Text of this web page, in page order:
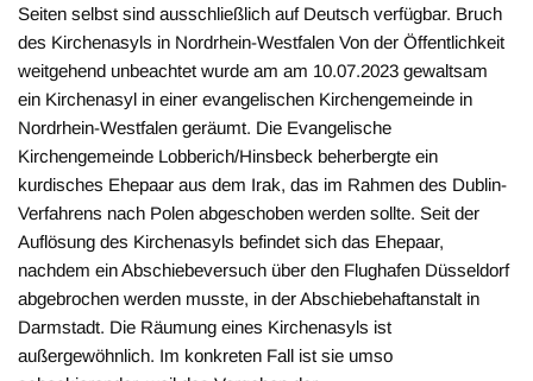
Seiten selbst sind ausschließlich auf Deutsch verfügbar. Bruch
des Kirchenasyls in Nordrhein-Westfalen Von der Öffentlichkeit
weitgehend unbeachtet wurde am am 10.07.2023 gewaltsam
ein Kirchenasyl in einer evangelischen Kirchengemeinde in
Nordrhein-Westfalen geräumt. Die Evangelische
Kirchengemeinde Lobberich/Hinsbeck beherbergte ein
kurdisches Ehepaar aus dem Irak, das im Rahmen des Dublin-
Verfahrens nach Polen abgeschoben werden sollte. Seit der
Auflösung des Kirchenasyls befindet sich das Ehepaar,
nachdem ein Abschiebeversuch über den Flughafen Düsseldorf
abgebrochen werden musste, in der Abschiebehaftanstalt in
Darmstadt. Die Räumung eines Kirchenasyls ist
außergewöhnlich. Im konkreten Fall ist sie umso